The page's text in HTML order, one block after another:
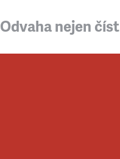
Odvaha nejen číst